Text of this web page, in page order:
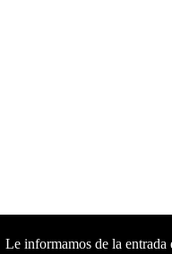
Le informamos de la